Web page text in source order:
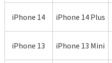
iPhone 14 iPhone 14 Plus
iPhone 13 iPhone 13 Mini